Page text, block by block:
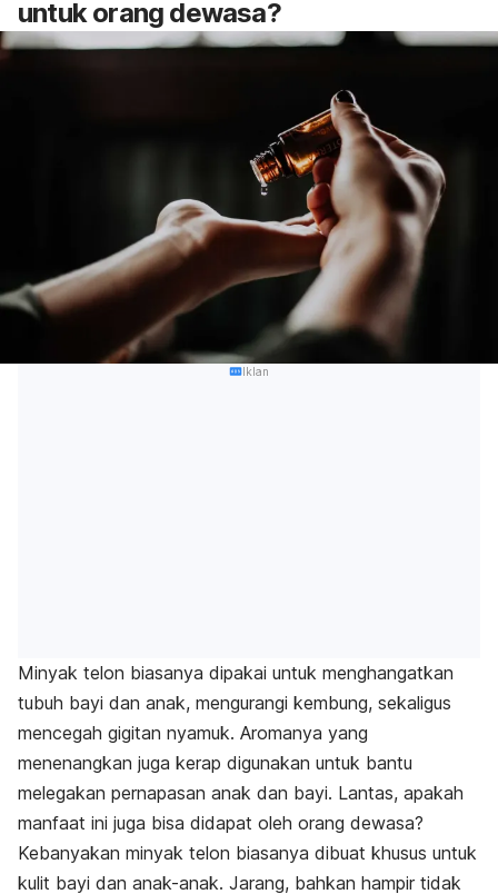
untuk orang dewasa?
Iklan
Minyak telon biasanya dipakai untuk menghangatkan
tubuh bayi dan anak, mengurangi kembung, sekaligus
mencegah gigitan nyamuk. Aromanya yang
menenangkan juga kerap digunakan untuk bantu
melegakan pernapasan anak dan bayi. Lantas, apakah
manfaat ini juga bisa didapat oleh orang dewasa?
Kebanyakan minyak telon biasanya dibuat khusus untuk
kulit bayi dan anak-anak. Jarang, bahkan hampir tidak